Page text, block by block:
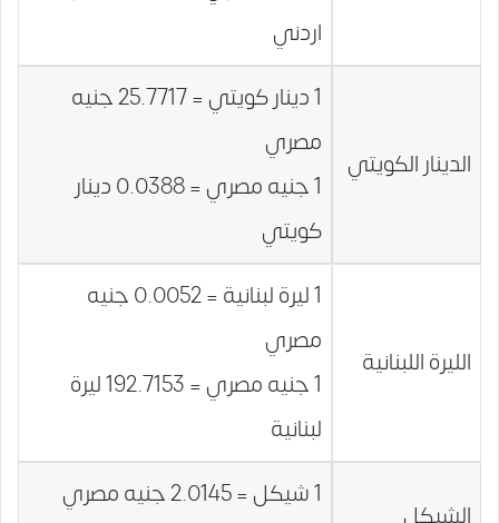
اردني
الدينار الكويتي
1 دينار كويتي = 25.7717 جنيه
مصري
1 جنيه مصري = 0.0388 دينار
كويتي
الليرة اللبنانية
1 ليرة لبنانية = 0.0052 جنيه
مصري
1 جنيه مصري = 192.7153 ليرة
لبنانية
1 شيكل = 2.0145 جنيه مصري